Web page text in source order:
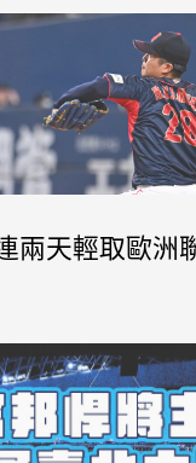
兩天輕取歐洲